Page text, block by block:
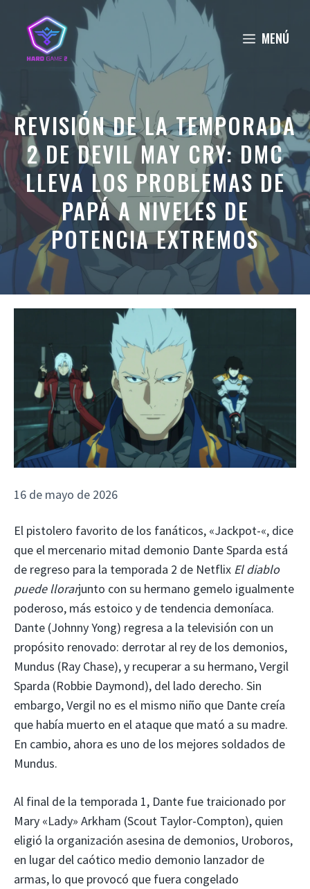
contenido
MENÚ
REVISIÓN DE LA TEMPORADA
2 DE DEVIL MAY CRY: DMC
LLEVA LOS PROBLEMAS DE
PAPÁ A NIVELES DE
POTENCIA EXTREMOS
16 de mayo de 2026
El pistolero favorito de los fanáticos, «Jackpot-«, dice
que el mercenario mitad demonio Dante Sparda está
de regreso para la temporada 2 de Netflix El diablo
puede llorarjunto con su hermano gemelo igualmente
poderoso, más estoico y de tendencia demoníaca.
Dante (Johnny Yong) regresa a la televisión con un
propósito renovado: derrotar al rey de los demonios,
Mundus (Ray Chase), y recuperar a su hermano, Vergil
Sparda (Robbie Daymond), del lado derecho. Sin
embargo, Vergil no es el mismo niño que Dante creía
que había muerto en el ataque que mató a su madre.
En cambio, ahora es uno de los mejores soldados de
Mundus.
Al final de la temporada 1, Dante fue traicionado por
Mary «Lady» Arkham (Scout Taylor-Compton), quien
eligió la organización asesina de demonios, Uroboros,
en lugar del caótico medio demonio lanzador de
armas, lo que provocó que fuera congelado